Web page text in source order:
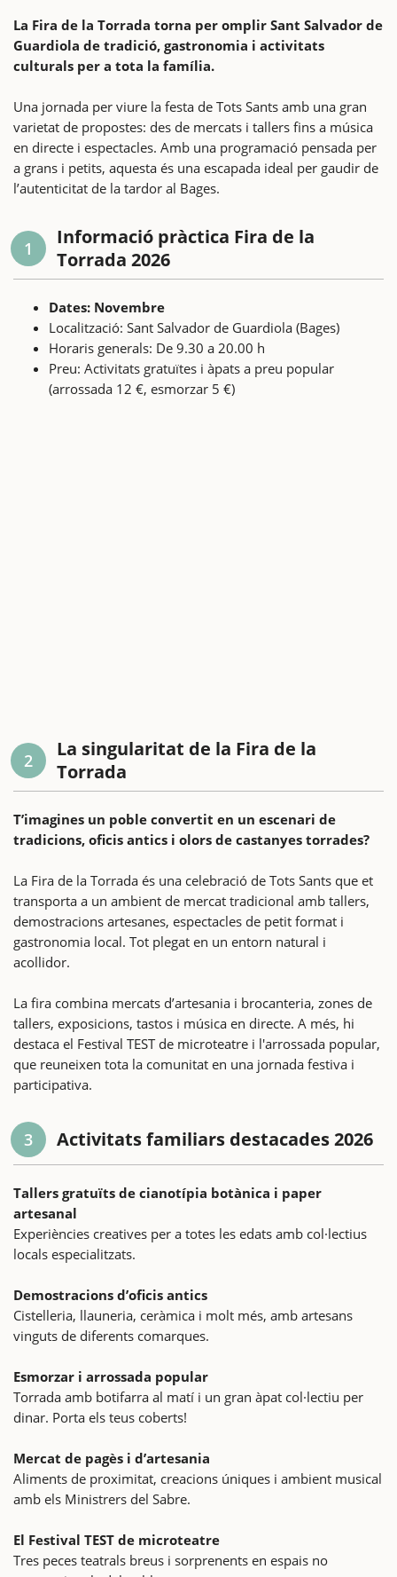
La Fira de la Torrada torna per omplir Sant Salvador de
Guardiola de tradició, gastronomia i activitats
culturals per a tota la família.
Una jornada per viure la festa de Tots Sants amb una gran
varietat de propostes: des de mercats i tallers fins a música
en directe i espectacles. Amb una programació pensada per
a grans i petits, aquesta és una escapada ideal per gaudir de
l’autenticitat de la tardor al Bages.
1
Informació pràctica Fira de la
Torrada 2026
Dates: Novembre
Localització: Sant Salvador de Guardiola (Bages)
Horaris generals: De 9.30 a 20.00 h
Preu: Activitats gratuïtes i àpats a preu popular
(arrossada 12 €, esmorzar 5 €)
2
La singularitat de la Fira de la
Torrada
T’imagines un poble convertit en un escenari de
tradicions, oficis antics i olors de castanyes torrades?
La Fira de la Torrada és una celebració de Tots Sants que et
transporta a un ambient de mercat tradicional amb tallers,
demostracions artesanes, espectacles de petit format i
gastronomia local. Tot plegat en un entorn natural i
acollidor.
La fira combina mercats d’artesania i brocanteria, zones de
tallers, exposicions, tastos i música en directe. A més, hi
destaca el Festival TEST de microteatre i l'arrossada popular,
que reuneixen tota la comunitat en una jornada festiva i
participativa.
3 Activitats familiars destacades 2026
Tallers gratuïts de cianotípia botànica i paper
artesanal
Experiències creatives per a totes les edats amb col·lectius
locals especialitzats.
Demostracions d’oficis antics
Cistelleria, llauneria, ceràmica i molt més, amb artesans
vinguts de diferents comarques.
Esmorzar i arrossada popular
Torrada amb botifarra al matí i un gran àpat col·lectiu per
dinar. Porta els teus coberts!
Mercat de pagès i d’artesania
Aliments de proximitat, creacions úniques i ambient musical
amb els Ministrers del Sabre.
El Festival TEST de microteatre
Tres peces teatrals breus i sorprenents en espais no